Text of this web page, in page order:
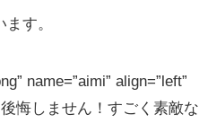
す。
name=”aimi” align=”left”
悔しません！すごく素敵な